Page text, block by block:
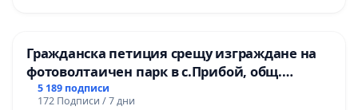
Гражданска петиция срещу изграждане на
фотоволтаичен парк в с.Прибой, общ.
Радомир
5 189 подписи
172 Подписи / 7 дни